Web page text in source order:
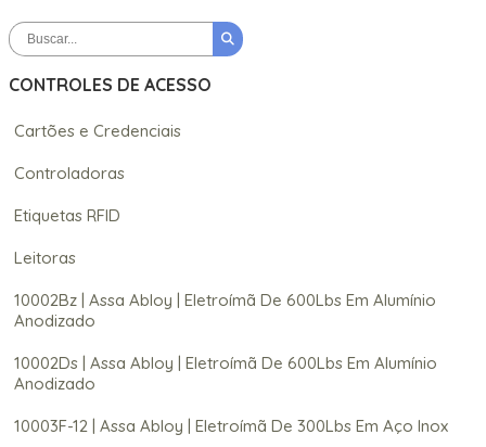
CONTROLES DE ACESSO
Cartões e Credenciais
Controladoras
Etiquetas RFID
Leitoras
10002Bz | Assa Abloy | Eletroímã De 600Lbs Em Alumínio
Anodizado
10002Ds | Assa Abloy | Eletroímã De 600Lbs Em Alumínio
Anodizado
10003F-12 | Assa Abloy | Eletroímã De 300Lbs Em Aço Inox